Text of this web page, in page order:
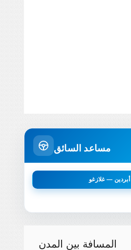
مساعد السائق
أبردين — غلازغو
المسافة بين المدن